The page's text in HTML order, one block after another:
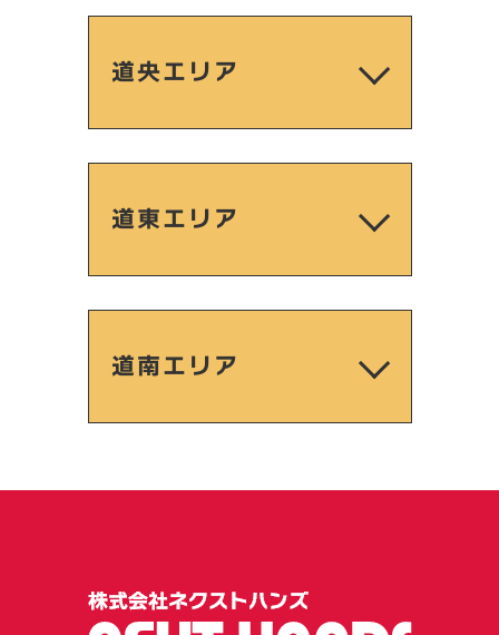
道央エリア
道東エリア
道南エリア